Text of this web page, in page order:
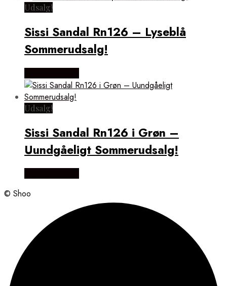
Udsalg!
Sissi Sandal Rn126 – Lyseblå
Sommerudsalg!
Udsalg!
Sissi Sandal Rn126 i Grøn –
Uundgåeligt Sommerudsalg!
© Shoo